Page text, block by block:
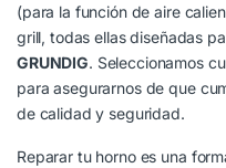
(para la función de aire
grill, todas ellas diseñadas
GRUNDIG. Seleccionamos
para asegurarnos de que
de calidad y seguridad.
Reparar tu horno es una